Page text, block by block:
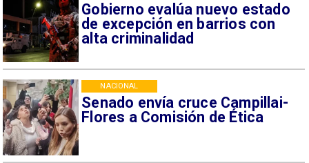
Gobierno evalúa nuevo estado
de excepción en barrios con
alta criminalidad
Senado envía cruce Campillai-
Flores a Comisión de Ética
NACIONAL